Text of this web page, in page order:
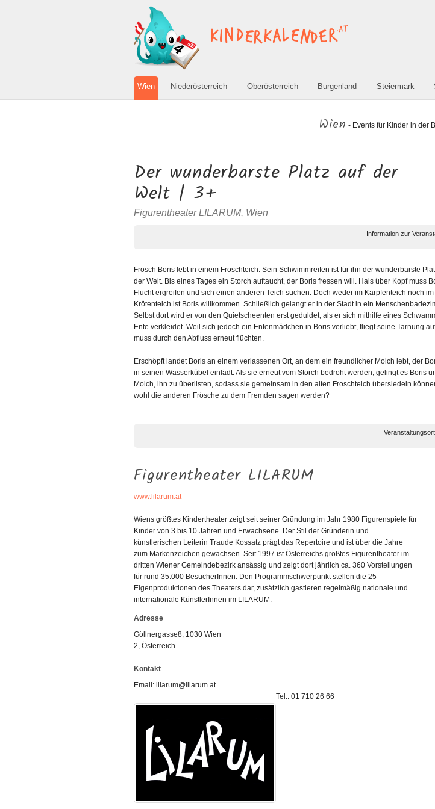
Navigation
Wien Niederösterreich Oberösterreich Burgenland Steiermark
Wien - Events für Kinder in der
Der wunderbarste Platz auf der
Welt | 3+
Figurentheater LILARUM, Wien
Information zur
Frosch Boris lebt in einem Froschteich. Sein Schwimmreifen ist für ihn der wunderbarste
der Welt. Bis eines Tages ein Storch auftaucht, der Boris fressen will. Hals über Kopf muss
Flucht ergreifen und sich einen anderen Teich suchen. Doch weder im Karpfenteich noch im
Krötenteich ist Boris willkommen. Schließlich gelangt er in der Stadt in ein
Selbst dort wird er von den Quietscheenten erst geduldet, als er sich mithilfe eines
Ente verkleidet. Weil sich jedoch ein Entenmädchen in Boris verliebt, fliegt seine Tarnung
muss durch den Abfluss erneut flüchten.
Erschöpft landet Boris an einem verlassenen Ort, an dem ein freundlicher Molch lebt, der
in seinen Wasserkübel einlädt. Als sie erneut vom Storch bedroht werden, gelingt es Boris
Molch, ihn zu überlisten, sodass sie gemeinsam in den alten Froschteich übersiedeln
wohl die anderen Frösche zu dem Fremden sagen werden?
Veranstaltungsort
Figurentheater LILARUM
www.lilarum.at
Wiens größtes Kindertheater zeigt seit seiner Gründung im Jahr 1980 Figurenspiele für
Kinder von 3 bis 10 Jahren und Erwachsene. Der Stil der Gründerin und
künstlerischen Leiterin Traude Kossatz prägt das Repertoire und ist über die Jahre
zum Markenzeichen gewachsen. Seit 1997 ist Österreichs größtes Figurentheater im
dritten Wiener Gemeindebezirk ansässig und zeigt dort jährlich ca. 360 Vorstellungen
für rund 35.000 BesucherInnen. Den Programmschwerpunkt stellen die 25
Eigenproduktionen des Theaters dar, zusätzlich gastieren regelmäßig nationale und
internationale KünstlerInnen im LILARUM.
Adresse
Göllnergasse8, 1030 Wien
2, Österreich
Kontakt
Email: lilarum@lilarum.at
Tel.: 01 710 26 66